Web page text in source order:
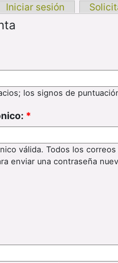
Iniciar sesión
los signos de
*
válida. Todos los
enviar una contraseña